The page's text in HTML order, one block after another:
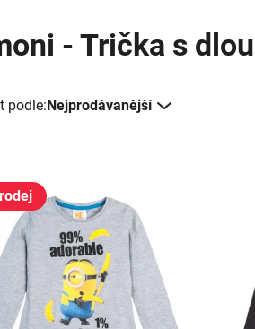
- Trička s
podle: Nejprodávanější